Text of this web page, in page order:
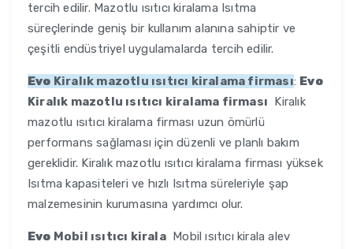
tercih edilir. Mazotlu ısıtıcı kiralama Isıtma
süreçlerinde geniş bir kullanım alanına sahiptir ve
çeşitli endüstriyel uygulamalarda tercih edilir.
Evo Kiralık mazotlu ısıtıcı kiralama firması: Evo
Kiralık mazotlu ısıtıcı kiralama firması Kiralık
mazotlu ısıtıcı kiralama firması uzun ömürlü
performans sağlaması için düzenli ve planlı bakım
gereklidir. Kiralık mazotlu ısıtıcı kiralama firması yüksek
Isıtma kapasiteleri ve hızlı Isıtma süreleriyle şap
malzemesinin kurumasına yardımcı olur.
Evo Mobil ısıtıcı kiralaMobil ısıtıcı kirala alev